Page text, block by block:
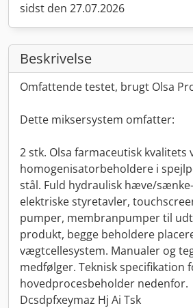
sidst den 27.07.2026
Beskrivelse
Omfattende testet, brugt Olsa
Dette miksersystem omfatter:
2 stk. Olsa farmaceutisk
homogenisatorbeholdere i
stål. Fuld hydraulisk hæve/
elektriske styretavler,
pumper, membranpumper til
produkt, begge beholdere
vægtcellesystem. Manualer og
medfølger. Teknisk specifikation
hovedprocesbeholder nedenfor.
Dcsdpfxeymaz Hj Ai Tsk